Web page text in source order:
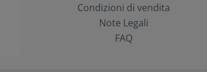
Condizioni di vendita
Note Legali
FAQ